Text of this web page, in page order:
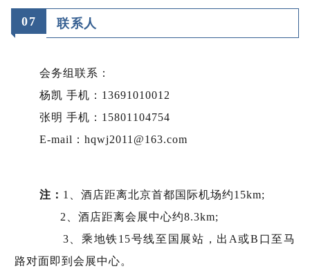
07 联系人
会务组联系：
杨凯 手机：13691010012
张明 手机：15801104754
E-mail：hqwj2011@163.com
注： 1、酒店距离北京首都国际机场约15km;
2、酒店距离会展中心约8.3km;
3、乘地铁15号线至国展站，出A或B口至马
路对面即到会展中心。